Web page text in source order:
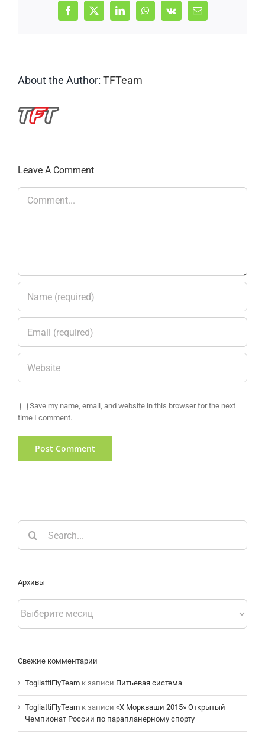
Facebook
X LinkedInWhatsApp
Vk Email
About the Author: TFTeam
Leave A Comment
Comment
Save my name, email, and website in this browser for the next
time I comment.
Search
Архивы
Архивы
Свежие комментарии
TogliattiFlyTeam к записи Питьевая система
TogliattiFlyTeam к записи «Х Моркваши 2015» Открытый
Чемпионат России по парапланерному спорту